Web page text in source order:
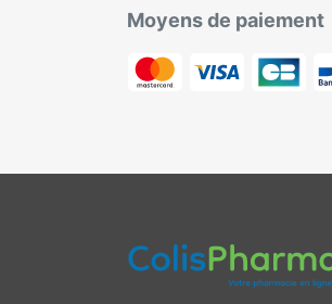
Moyens de paiement